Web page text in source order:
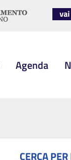
Agenda
CERCA